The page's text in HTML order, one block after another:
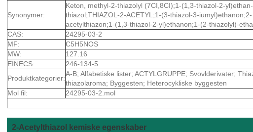
Synonymer:
Keton, methyl-2-thiazolyl (7CI,8CI);1-(1,3-thiazol-2-
thiazol;THIAZOL-2-ACETYL;1-(3-thiazol-3-
acetylthiazon;1-(1,3-thiazol-2-yl)ethanon;1-(2-thiazolyl)-
CAS:
24295-03-2
MF:
C5H5NOS
MW:
127.16
EINECS:
246-134-5
Produktkategorier:
A-B; Alfabetiske lister; ACTYLGRUPPE; Svovlderivater;
thiazolaroma; Byggesten; Heterocykliske byggesten
Mol fil:
24295-03-2.mol
2-Acetylthiazol kemiske egenskaber